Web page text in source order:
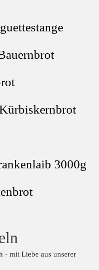
3000g
- mit Liebe aus unserer